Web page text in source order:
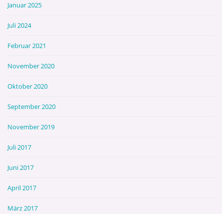
Januar 2025
Juli 2024
Februar 2021
November 2020
Oktober 2020
September 2020
November 2019
Juli 2017
Juni 2017
April 2017
März 2017